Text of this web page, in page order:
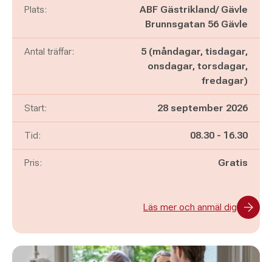
Plats:
ABF Gästrikland/ Gävle
Brunnsgatan 56 Gävle
Antal träffar:
5 (måndagar, tisdagar,
onsdagar, torsdagar,
fredagar)
Start: 28 september 2026
Tid: Pågår mellan
08.30 - och
16.30
Pris: Gratis
Läs mer och anmäl dig